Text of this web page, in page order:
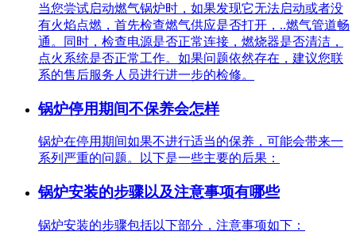
当您尝试启动燃气锅炉时，如果发现它无法启动或者没
有火焰点燃，首先检查燃气供应是否打开，..燃气管道畅
通。同时，检查电源是否正常连接，燃烧器是否清洁，
点火系统是否正常工作。如果问题依然存在，建议您联
系的售后服务人员进行进一步的检修。
锅炉停用期间不保养会怎样
锅炉在停用期间如果不进行适当的保养，可能会带来一
系列严重的问题。以下是一些主要的后果：
锅炉安装的步骤以及注意事项有哪些
锅炉安装的步骤包括以下部分，注意事项如下：